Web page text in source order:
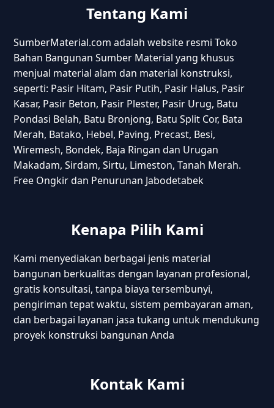
Tentang Kami
SumberMaterial.com adalah website resmi Toko
Bahan Bangunan Sumber Material yang khusus
menjual material alam dan material konstruksi,
seperti: Pasir Hitam, Pasir Putih, Pasir Halus, Pasir
Kasar, Pasir Beton, Pasir Plester, Pasir Urug, Batu
Pondasi Belah, Batu Bronjong, Batu Split Cor, Bata
Merah, Batako, Hebel, Paving, Precast, Besi,
Wiremesh, Bondek, Baja Ringan dan Urugan
Makadam, Sirdam, Sirtu, Limeston, Tanah Merah.
Free Ongkir dan Penurunan Jabodetabek
Kenapa Pilih Kami
Kami menyediakan berbagai jenis material
bangunan berkualitas dengan layanan profesional,
gratis konsultasi, tanpa biaya tersembunyi,
pengiriman tepat waktu, sistem pembayaran aman,
dan berbagai layanan jasa tukang untuk mendukung
proyek konstruksi bangunan Anda
Kontak Kami